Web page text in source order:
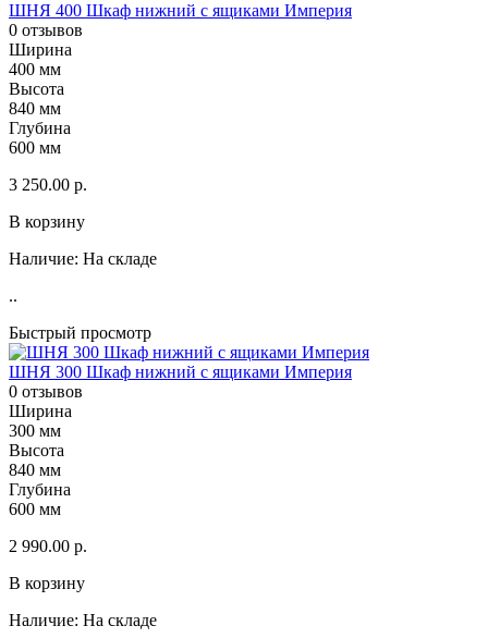
ШНЯ 400 Шкаф нижний с ящиками Империя
0 отзывов
Ширина
400 мм
Высота
840 мм
Глубина
600 мм
3 250.00 р.
В корзину
Наличие: На складе
..
Быстрый просмотр
ШНЯ 300 Шкаф нижний с ящиками Империя
0 отзывов
Ширина
300 мм
Высота
840 мм
Глубина
600 мм
2 990.00 р.
В корзину
Наличие: На складе